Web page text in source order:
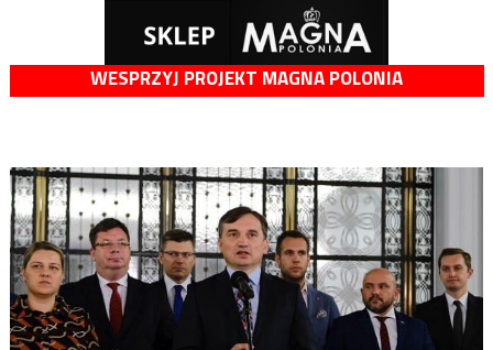
WESPRZYJ PROJEKT MAGNA POLONIA